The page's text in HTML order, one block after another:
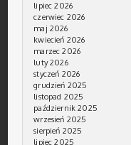
lipiec 2026
czerwiec 2026
maj 2026
kwiecień 2026
marzec 2026
luty 2026
styczeń 2026
grudzień 2025
listopad 2025
październik 2025
wrzesień 2025
sierpień 2025
lipiec 2025